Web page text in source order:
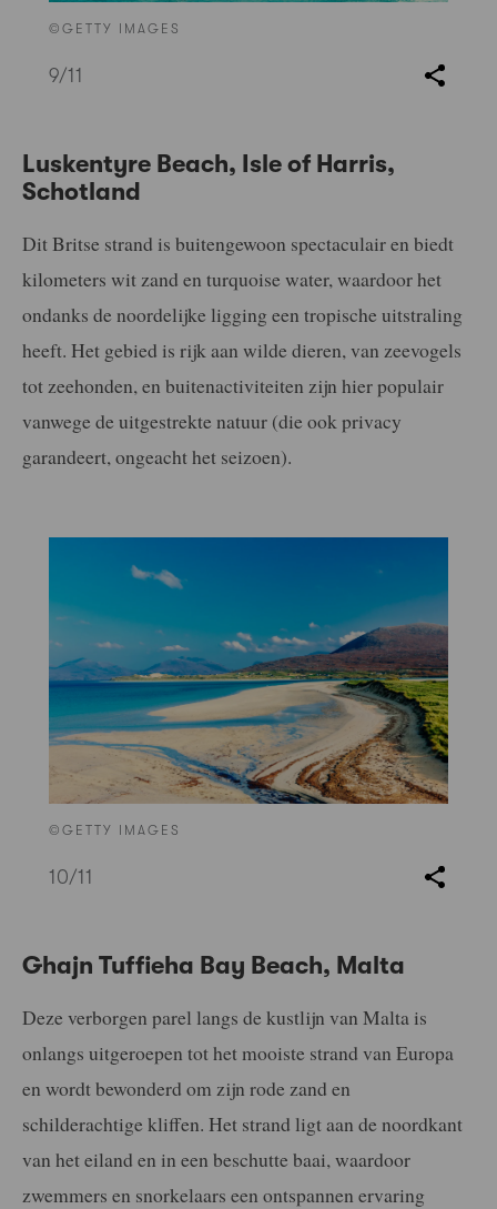
©GETTY IMAGES
9/11
Luskentyre Beach, Isle of Harris,
Schotland
Dit Britse strand is buitengewoon spectaculair en biedt
kilometers wit zand en turquoise water, waardoor het
ondanks de noordelijke ligging een tropische uitstraling
heeft. Het gebied is rijk aan wilde dieren, van zeevogels
tot zeehonden, en buitenactiviteiten zijn hier populair
vanwege de uitgestrekte natuur (die ook privacy
garandeert, ongeacht het seizoen).
©GETTY IMAGES
10/11
Ghajn Tuffieha Bay Beach, Malta
Deze verborgen parel langs de kustlijn van Malta is
onlangs uitgeroepen tot het mooiste strand van Europa
en wordt bewonderd om zijn rode zand en
schilderachtige kliffen. Het strand ligt aan de noordkant
van het eiland en in een beschutte baai, waardoor
zwemmers en snorkelaars een ontspannen ervaring